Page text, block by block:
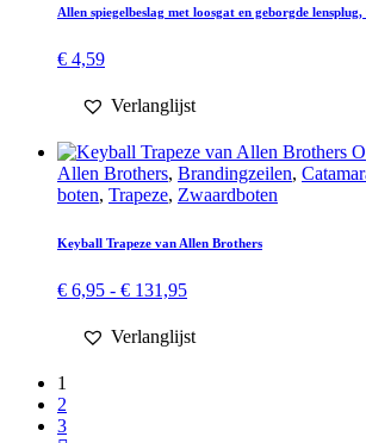
Allen spiegelbeslag met loosgat en geborgde
€ 4,59
Verlanglijst
Allen Brothers, Branding­­­zeilen,
boten, Trapeze, Zwaard­boten
Keyball Trapeze van Allen Brothers
€ 6,95 - € 131,95Prijsklasse:
tot
Verlanglijst
1
2
3